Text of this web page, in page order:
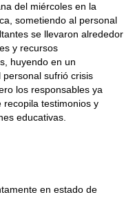
del miércoles en la
sometiendo al personal
se llevaron alrededor
y recursos
huyendo en un
sufrió crisis
los responsables ya
testimonios y
educativas.
en estado de